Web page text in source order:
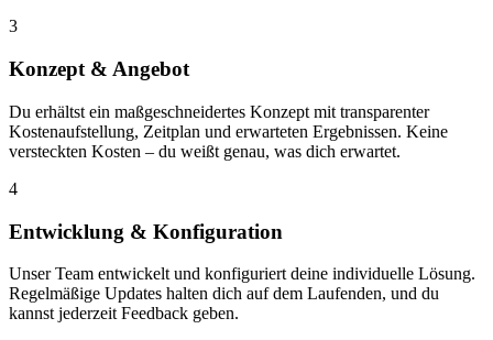
3
Konzept & Angebot
Du erhältst ein maßgeschneidertes Konzept mit transparenter
Kostenaufstellung, Zeitplan und erwarteten Ergebnissen. Keine
versteckten Kosten – du weißt genau, was dich erwartet.
4
Entwicklung & Konfiguration
Unser Team entwickelt und konfiguriert deine individuelle Lösung.
Regelmäßige Updates halten dich auf dem Laufenden, und du
kannst jederzeit Feedback geben.